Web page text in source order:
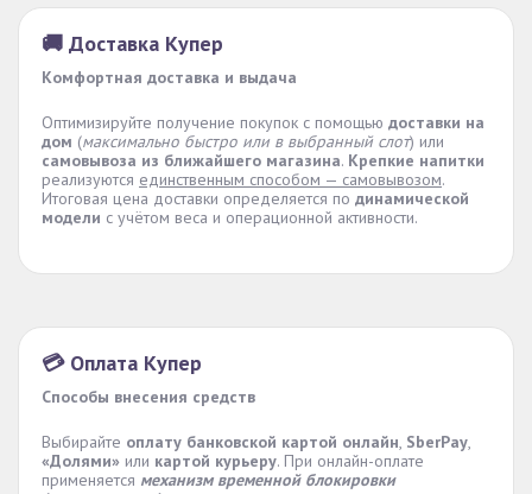
🚚 Доставка Купер
Комфортная доставка и выдача
Оптимизируйте получение покупок с помощью доставки на
дом (максимально быстро или в выбранный слот) или
самовывоза из ближайшего магазина. Крепкие напитки
реализуются единственным способом — самовывозом.
Итоговая цена доставки определяется по динамической
модели с учётом веса и операционной активности.
💳 Оплата Купер
Способы внесения средств
Выбирайте оплату банковской картой онлайн, SberPay,
«Долями» или картой курьеру. При онлайн-оплате
применяется механизм временной блокировки